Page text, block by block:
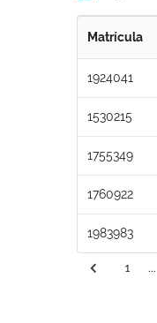
Matrícula
1924041
1530215
1755349
1760922
1983983
1